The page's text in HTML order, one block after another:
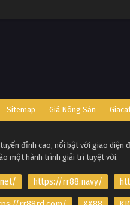
Sitemap Giá Nông Sản
đỉnh cao, nổi bật với giao diện
một hành trình giải trí tuyệt vời.
https://rr88.navy/